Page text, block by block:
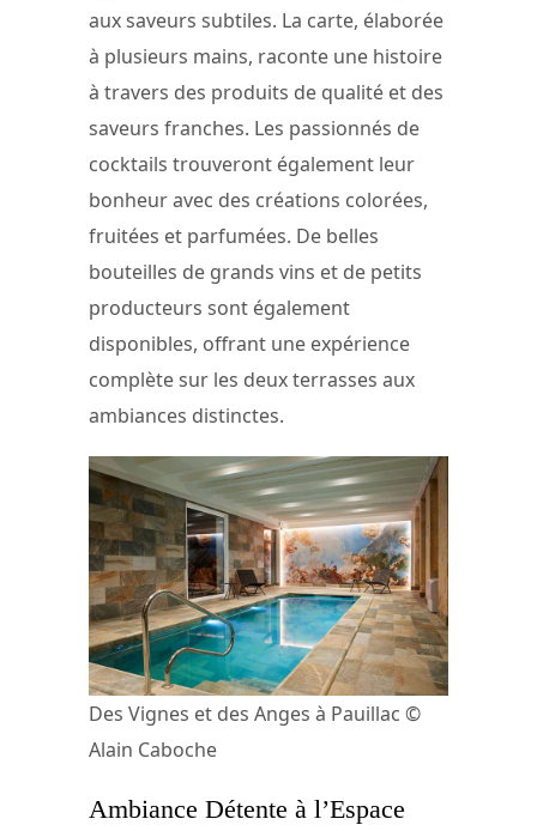
aux saveurs subtiles. La carte, élaborée
à plusieurs mains, raconte une histoire
à travers des produits de qualité et des
saveurs franches. Les passionnés de
cocktails trouveront également leur
bonheur avec des créations colorées,
fruitées et parfumées. De belles
bouteilles de grands vins et de petits
producteurs sont également
disponibles, offrant une expérience
complète sur les deux terrasses aux
ambiances distinctes.
Des Vignes et des Anges à Pauillac ©
Alain Caboche
Ambiance Détente à l’Espace